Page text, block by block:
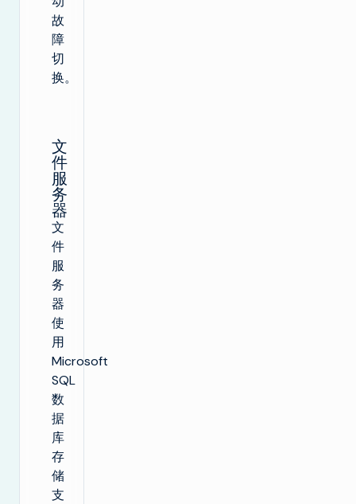
故
障
切
换。
文
件
服
务
器
文
件
服
务
器
使
用
Microsoft
SQL
数
据
库
存
储
支